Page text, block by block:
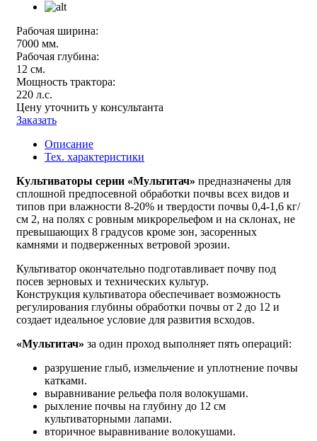
Рабочая ширина:
7000 мм.
Рабочая глубина:
12 см.
Мощность трактора:
220 л.с.
Цену уточнить у консультанта
Заказать
Описание
Тех. характеристики
Культиваторы серии «Мультитач» предназначены для
сплошной предпосевной обработки почвы всех видов и
типов при влажности 8-20% и твердости почвы 0,4-1,6 кг/
см 2, на полях с ровным микрорельефом и на склонах, не
превышающих 8 градусов кроме зон, засоренных
камнями и подверженных ветровой эрозии.
Культиватор окончательно подготавливает почву под
посев зерновых и технических культур.
Конструкция культиватора обеспечивает возможность
регулирования глубины обработки почвы от 2 до 12 и
создает идеальное условие для развития всходов.
«Мультитач» за один проход выполняет пять операций:
разрушение глыб, измельчение и уплотнение почвы
катками.
выравнивание рельефа поля волокушами.
рыхление почвы на глубину до 12 см
культиваторными лапами.
вторичное выравнивание волокушами.